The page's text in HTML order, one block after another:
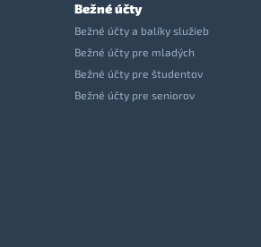
Bežné účty
Bežné účty a balíky služieb
Bežné účty pre mladých
Bežné účty pre študentov
Bežné účty pre seniorov